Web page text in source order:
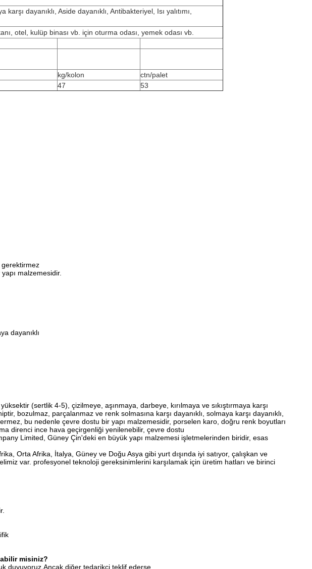
dayanıklı, Aside dayanıklı, Antibakteriyel, Isı yalıtımı,
otel, kulüp binası vb. için oturma odası, yemek odası vb.
kg/kolon
ctn/palet
47
53
gerektirmez
malzemesidir.
dayanıklı
(sertlik 4-5), çizilmeye, aşınmaya, darbeye, kırılmaya ve sıkıştırmaya karşı
bozulmaz, parçalanmaz ve renk solmasına karşı dayanıklı, solmaya karşı dayanıklı,
bu nedenle çevre dostu bir yapı malzemesidir, porselen karo, doğru renk boyutları
direnci ince hava geçirgenliği yenilenebilir, çevre dostu
Limited, Güney Çin'deki en büyük yapı malzemesi işletmelerinden biridir, esas
Orta Afrika, İtalya, Güney ve Doğu Asya gibi yurt dışında iyi satıyor, çalışkan ve
var. profesyonel teknoloji gereksinimlerini karşılamak için üretim hatları ve birinci
misiniz?
duyuyoruz.Ancak diğer tedarikçi teklif ederse